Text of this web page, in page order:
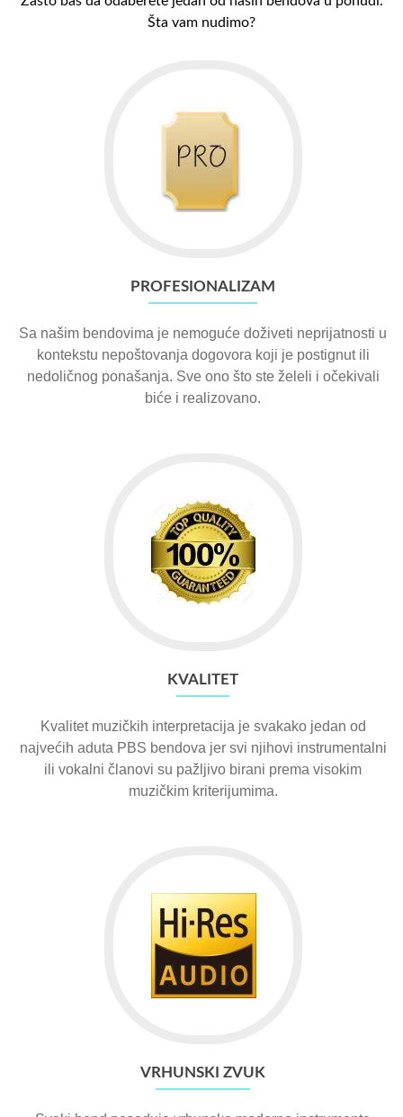
Šta vam nudimo?
PROFESIONALIZAM
Sa našim bendovima je nemoguće doživeti neprijatnosti u
kontekstu nepoštovanja dogovora koji je postignut ili
nedoličnog ponašanja. Sve ono što ste želeli i očekivali
biće i realizovano.
KVALITET
Kvalitet muzičkih interpretacija je svakako jedan od
najvećih aduta PBS bendova jer svi njihovi instrumentalni
ili vokalni članovi su pažljivo birani prema visokim
muzičkim kriterijumima.
VRHUNSKI ZVUK